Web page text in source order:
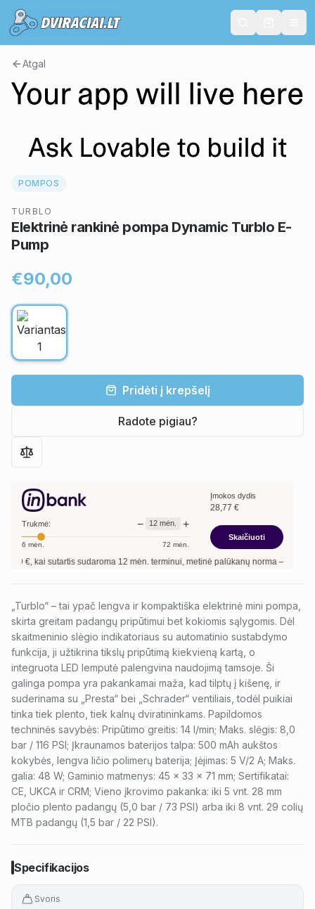
Atgal
POMPOS
TURBLO
Elektrinė rankinė pompa Dynamic Turblo E-
Pump
€90,00
Pridėti į krepšelį
Radote pigiau?
Trukmė: − 12 mėn. +
6 mėn. 72 mėn.
Įmokos dydis
28,77 €
Skaičiuoti
€, kai sutartis sudaroma12mėn. terminui, metinė palūkanų norma –13,90
„Turblo“ – tai ypač lengva ir kompaktiška elektrinė mini pompa,
skirta greitam padangų pripūtimui bet kokiomis sąlygomis. Dėl
skaitmeninio slėgio indikatoriaus su automatinio sustabdymo
funkcija, ji užtikrina tikslų pripūtimą kiekvieną kartą, o
integruota LED lemputė palengvina naudojimą tamsoje. Ši
galinga pompa yra pakankamai maža, kad tilptų į kišenę, ir
suderinama su „Presta“ bei „Schrader“ ventiliais, todėl puikiai
tinka tiek plento, tiek kalnų dviratininkams. Papildomos
techninės savybės: Pripūtimo greitis: 14 l/min; Maks. slėgis: 8,0
bar / 116 PSI; Įkraunamos baterijos talpa: 500 mAh aukštos
kokybės, lengva ličio polimerų baterija; Įėjimas: 5 V/2 A; Maks.
galia: 48 W; Gaminio matmenys: 45 x 33 x 71 mm; Sertifikatai:
CE, UKCA ir CRM; Vieno įkrovimo pakanka: iki 5 vnt. 28 mm
pločio plento padangų (5,0 bar / 73 PSI) arba iki 8 vnt. 29 colių
MTB padangų (1,5 bar / 22 PSI).
Specifikacijos
Svoris